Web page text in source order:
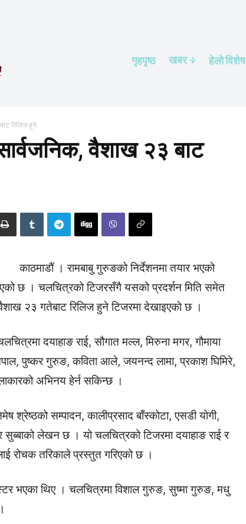
गृहपृष्ठ खबर हेलाे विशेष
रिलिज हुने
वैशाख २३ बाट
काठमाडौं । रामबाबु गुरुङको निर्देशनमा तयार भएको
छ । चलचित्रको टिजरसँगै यसको प्रदर्शन मिति समेत
२३ गतेबाट रिलिज हुने टिजरमा देखाइएकाे छ ।
दयाहाङ राई, सौगात मल्ल, मिरुना मगर, गौमाया
पुष्कर गुरुङ, कविता आले, जयनन्द लामा, प्रकाश घिमिरे,
अभिनय हेर्न सकिन्छ ।
श्रेष्ठको सम्पादन, कालीप्रसाद बाँस्कोटा, एसडी योगी,
सुब्बाको लेखन छ । यो चलचित्रको टिजरमा दयाहाङ राई र
रोचक तरिकाले प्रस्तुत गरिएको छ ।
भएका थिए । चलचित्रमा विशाल गुरुङ, सुष्मा गुरुङ, मधु